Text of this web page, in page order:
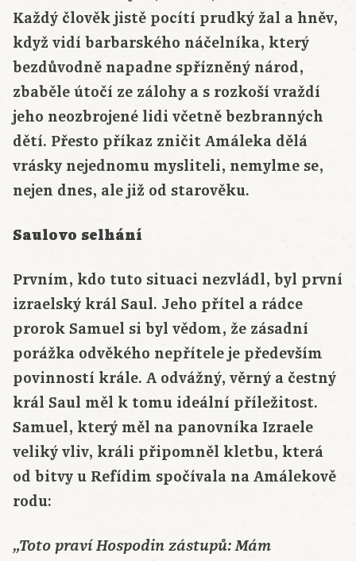
Každý člověk jistě pocítí prudký žal a hněv,
když vidí barbarského náčelníka, který
bezdůvodně napadne spřízněný národ,
zbaběle útočí ze zálohy a s rozkoší vraždí
jeho neozbrojené lidi včetně bezbranných
dětí. Přesto příkaz zničit Amáleka dělá
vrásky nejednomu mysliteli, nemylme se,
nejen dnes, ale již od starověku.
Saulovo selhání
Prvním, kdo tuto situaci nezvládl, byl první
izraelský král Saul. Jeho přítel a rádce
prorok Samuel si byl vědom, že zásadní
porážka odvěkého nepřítele je především
povinností krále. A odvážný, věrný a čestný
král Saul měl k tomu ideální příležitost.
Samuel, který měl na panovníka Izraele
veliký vliv, králi připomněl kletbu, která
od bitvy u Refídim spočívala na Amálekově
rodu:
„Toto praví Hospodin zástupů: Mám